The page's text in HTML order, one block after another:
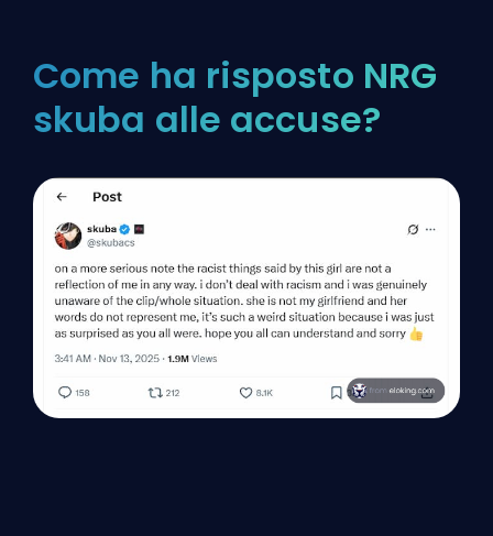
Come ha risposto NRG
skuba alle accuse?